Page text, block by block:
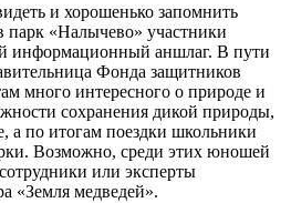
и хорошенько запомнить
парк «Налычево» участники
информационный аншлаг. В пути
Фонда защитников
много интересного о природе и
сохранения дикой природы,
а по итогам поездки школьники
Возможно, среди этих юношей
или эксперты
«Земля медведей».